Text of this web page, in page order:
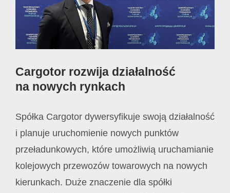
Cargotor rozwija działalność
na nowych rynkach
Spółka Cargotor dywersyfikuje swoją działalność
i planuje uruchomienie nowych punktów
przeładunkowych, które umożliwią uruchamianie
kolejowych przewozów towarowych na nowych
kierunkach. Duże znaczenie dla spółki